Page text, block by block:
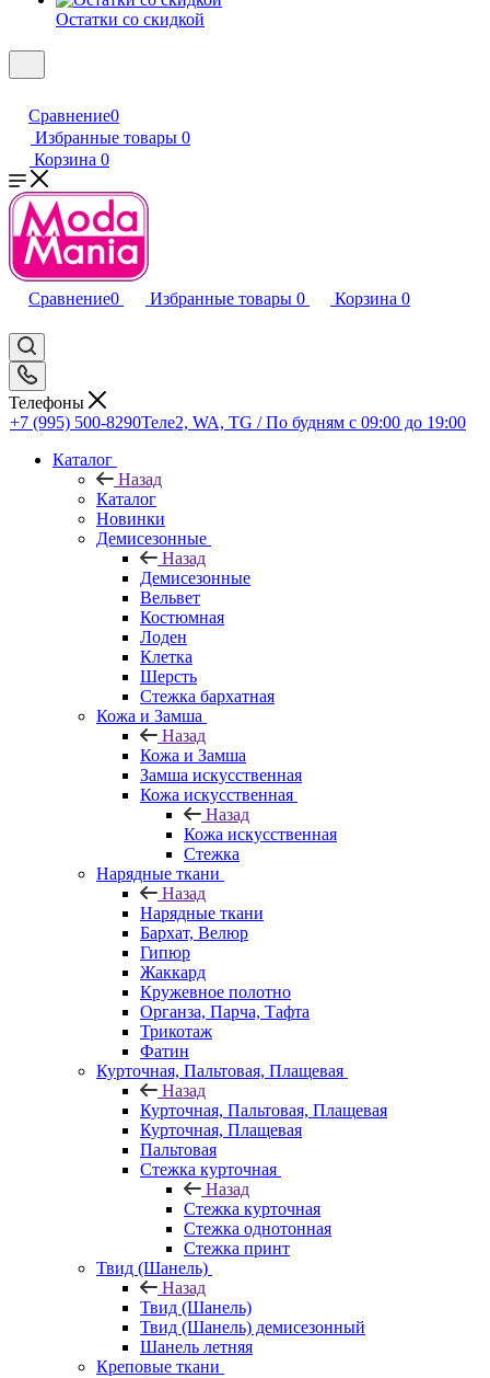
Остатки со скидкой
Сравнение0
Избранные товары 0
Корзина 0
Сравнение0 Избранные товары 0 Корзина 0
Телефоны
+7 (995) 500-8290Теле2, WA, TG / По будням c 09:00 до 19:00
Каталог
Назад
Каталог
Новинки
Демисезонные
Назад
Демисезонные
Вельвет
Костюмная
Лоден
Клетка
Шерсть
Стежка бархатная
Кожа и Замша
Назад
Кожа и Замша
Замша искусственная
Кожа искусственная
Назад
Кожа искусственная
Стежка
Нарядные ткани
Назад
Нарядные ткани
Бархат, Велюр
Гипюр
Жаккард
Кружевное полотно
Органза, Парча, Тафта
Трикотаж
Фатин
Курточная, Пальтовая, Плащевая
Назад
Курточная, Пальтовая, Плащевая
Курточная, Плащевая
Пальтовая
Стежка курточная
Назад
Стежка курточная
Стежка однотонная
Стежка принт
Твид (Шанель)
Назад
Твид (Шанель)
Твид (Шанель) демисезонный
Шанель летняя
Креповые ткани